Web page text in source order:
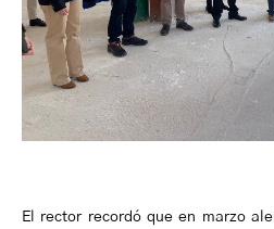
El rector recordó que en marzo